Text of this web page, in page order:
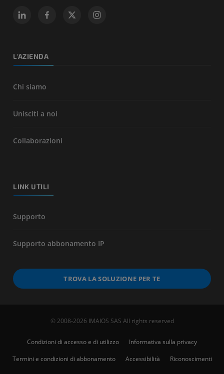
L'AZIENDA
Chi siamo
Unisciti a noi
Collaborazioni
LINK UTILI
Supporto
Supporto abbonamento IP
TROVA LA SOLUZIONE PER TE
© 2008-2026 IMAIOS SAS All rights reserved
Condizioni di accesso e di utilizzo
Informativa sulla privacy
Termini e condizioni di abbonamento
Accessibilità Riconoscimenti